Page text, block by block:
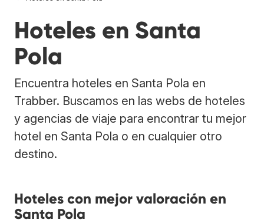
Hoteles en Santa
Pola
Encuentra hoteles en Santa Pola en
Trabber. Buscamos en las webs de hoteles
y agencias de viaje para encontrar tu mejor
hotel en Santa Pola o en cualquier otro
destino.
Hoteles con mejor valoración en
Santa Pola